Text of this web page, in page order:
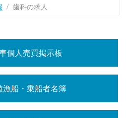
歯科の求人
個人売買掲示板
漁船・乗船者名簿